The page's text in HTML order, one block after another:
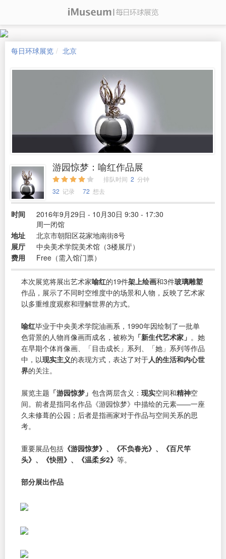
每日环球展览 北京
游园惊梦：喻红作品展
排队时间 2 分钟
32 记录 72 想去
时间
2016年9月29日 - 10月30日 9:30 - 17:30
周一闭馆
地址
北京市朝阳区花家地南街8号
展厅
中央美术学院美术馆（3楼展厅）
费用
Free（需入馆门票）
本次展览将展出艺术家喻红的19件架上绘画和3件玻璃雕塑
作品，展示了不同时空维度中的场景和人物，反映了艺术家
以多重维度观察和理解世界的方式。
喻红毕业于中央美术学院油画系，1990年因绘制了一批单
色背景的人物肖像画而成名，被称为 「新生代艺术家」 。她
在早期个体肖像画、「目击成长」系列、「她」系列等作品
中，以现实主义的表现方式，表达了对于人的生活和内心世
界的关注。
展览主题 「游园惊梦」 包含两层含义： 现实空间和精神空
间。前者是指同名作品《游园惊梦》中描绘的元素——一座
久未修葺的公园；后者是指画家对于作品与空间关系的思
考。
重要展品包括 《游园惊梦》、《不负春光》、《百尺竿
头》、《快照》、《温柔乡2》 等。
部分展出作品